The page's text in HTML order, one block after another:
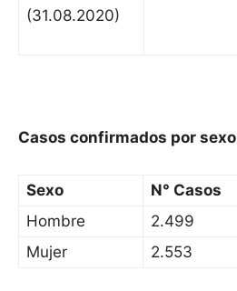
(31.08.2020)
Casos confirmados por sexo
Sexo N° Casos
Hombre
2.499
Mujer
2.553